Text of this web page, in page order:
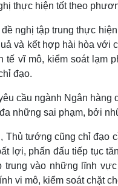
thực hiện tốt theo
đề nghị tập trung thực
và kết hợp hài hòa với
tế vĩ mô, kiểm soát lạm
đạo.
cầu ngành Ngân hàng
những sai phạm, bởi
Thủ tướng cũng chỉ đạo
lợi, phấn đấu tiếp tục
trung vào những lĩnh
vi mô, kiểm soát chặt